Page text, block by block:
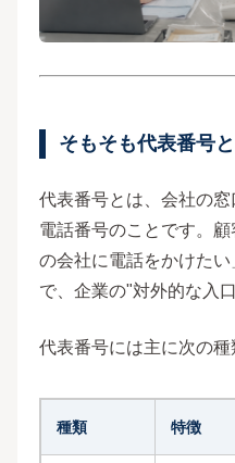
そもそも代表番号
代表番号とは、会社の
電話番号のことです。
の会社に電話をかけた
で、企業の"対外的な入
代表番号には主に次の種
種類 特徴